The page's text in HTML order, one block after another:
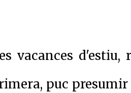
d'estiu,
puc